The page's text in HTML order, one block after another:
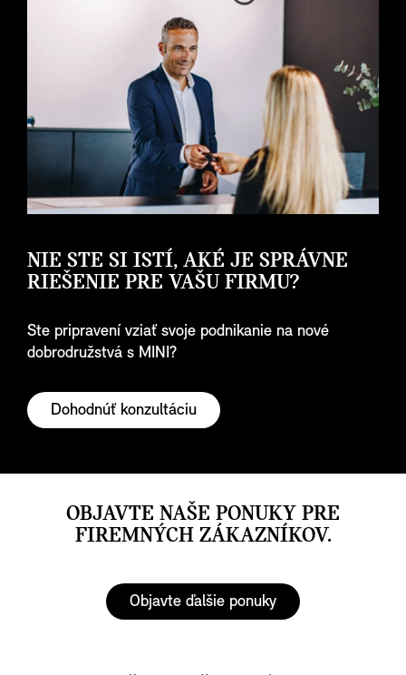
NIE STE SI ISTÍ, AKÉ JE SPRÁVNE
RIEŠENIE PRE VAŠU FIRMU?
Ste pripravení vziať svoje podnikanie na nové
dobrodružstvá s MINI?
Dohodnúť konzultáciu
OBJAVTE NAŠE PONUKY PRE
FIREMNÝCH ZÁKAZNÍKOV.
Objavte ďalšie ponuky